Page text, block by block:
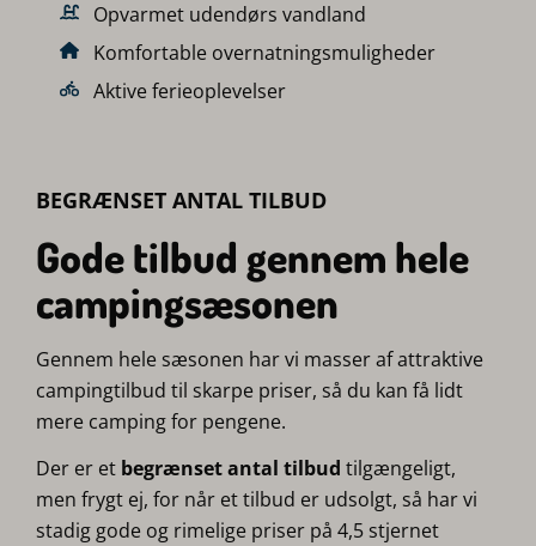
Opvarmet udendørs vandland
Komfortable overnatningsmuligheder
Aktive ferieoplevelser
BEGRÆNSET ANTAL TILBUD
Gode tilbud gennem hele
campingsæsonen
Gennem hele sæsonen har vi masser af attraktive
campingtilbud til skarpe priser, så du kan få lidt
mere camping for pengene.
Der er et begrænset antal tilbud tilgængeligt,
men frygt ej, for når et tilbud er udsolgt, så har vi
stadig gode og rimelige priser på 4,5 stjernet